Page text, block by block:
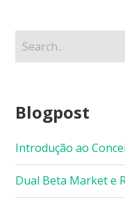
Blogpost
Introdução ao
Dual Beta Market e